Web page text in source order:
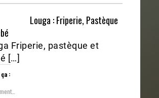
Louga : Friperie, Pastèque
Friperie, pastèque et
[…]
ça :